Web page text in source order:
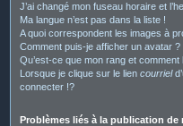
J’ai changé mon fuseau horaire et
Ma langue n’est pas dans la liste !
A quoi correspondent les images à
Comment puis-je afficher un avatar ?
Qu’est-ce que mon rang et comment
Lorsque je clique sur le lien courriel
connecter !?
Problèmes liés à la publication de